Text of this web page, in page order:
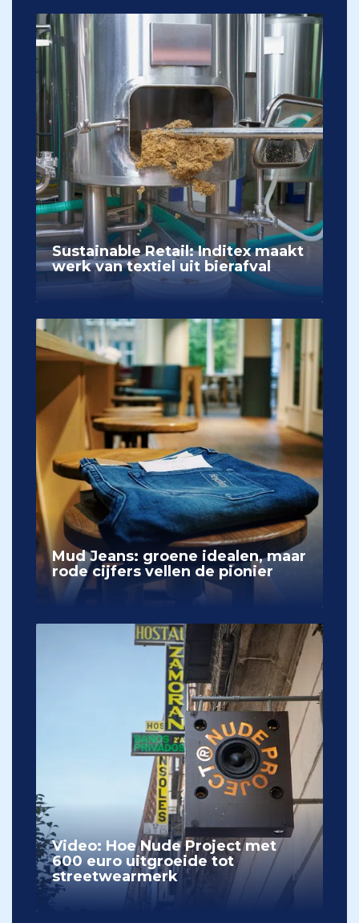
Sustainable Retail: Inditex maakt
werk van textiel uit bierafval
Mud Jeans: groene idealen, maar
rode cijfers vellen de pionier
Video: Hoe Nude Project met
600 euro uitgroeide tot
streetwearmerk